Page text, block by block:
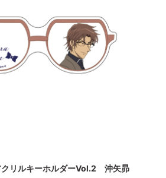
リルキーホルダーVol.2 沖矢昴